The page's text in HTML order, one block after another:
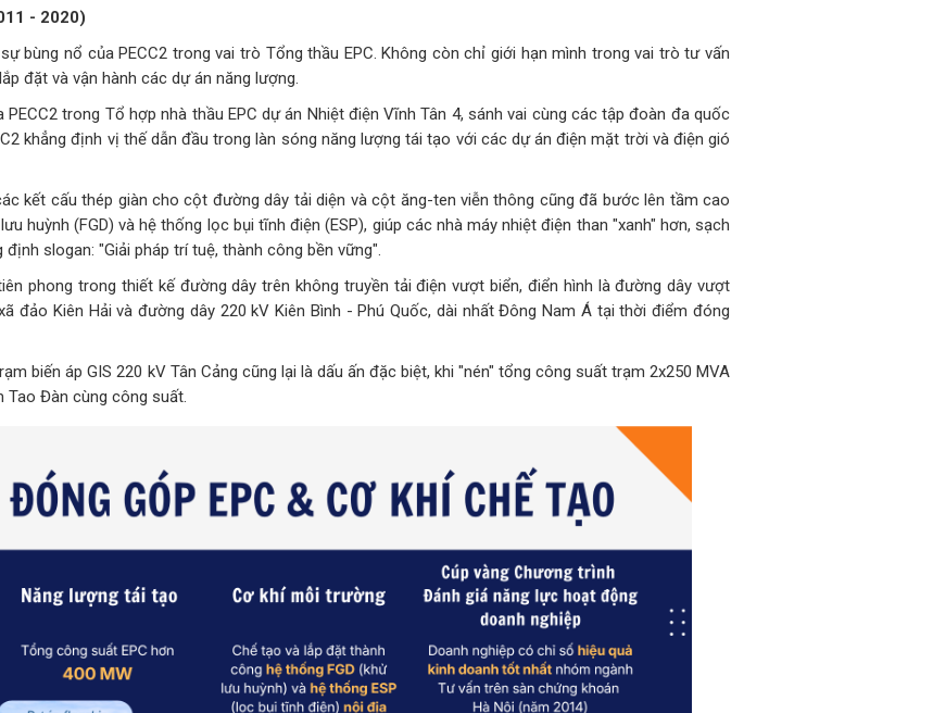
- 2020)
bùng nổ của PECC2 trong vai trò Tổng thầu EPC. Không còn chỉ giới hạn mình trong vai trò tư vấn
đặt và vận hành các dự án năng lượng.
trong Tổ hợp nhà thầu EPC dự án Nhiệt điện Vĩnh Tân 4, sánh vai cùng các tập đoàn đa quốc
khẳng định vị thế dẫn đầu trong làn sóng năng lượng tái tạo với các dự án điện mặt trời và điện gió
kết cấu thép giàn cho cột đường dây tải diện và cột ăng-ten viễn thông cũng đã bước lên tầm cao
huỳnh (FGD) và hệ thống lọc bụi tĩnh điện (ESP), giúp các nhà máy nhiệt điện than "xanh" hơn, sạch
slogan: "Giải pháp trí tuệ, thành công bền vững".
phong trong thiết kế đường dây trên không truyền tải điện vượt biển, điển hình là đường dây vượt
đảo Kiên Hải và đường dây 220 kV Kiên Bình - Phú Quốc, dài nhất Đông Nam Á tại thời điểm đóng
biến áp GIS 220 kV Tân Cảng cũng lại là dấu ấn đặc biệt, khi "nén" tổng công suất trạm 2x250 MVA
Đàn cùng công suất.